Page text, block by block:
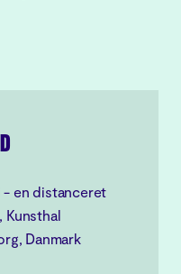
- en distanceret
Kunsthal
Danmark